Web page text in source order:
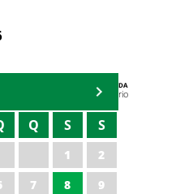
AGENDA
Secretário
Q S S
1
2
7 8
9